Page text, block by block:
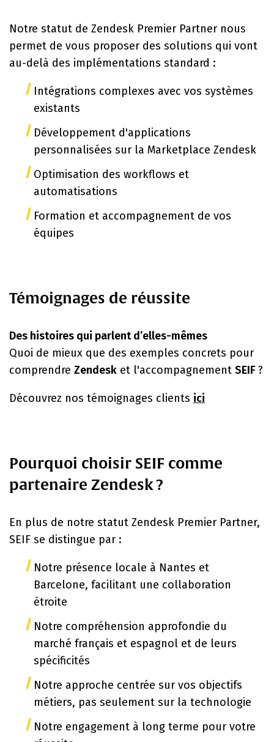
Notre statut de Zendesk Premier Partner nous
permet de vous proposer des solutions qui vont
au-delà des implémentations standard :
Intégrations complexes avec vos systèmes
existants
Développement d'applications
personnalisées sur la Marketplace Zendesk
Optimisation des workflows et
automatisations
Formation et accompagnement de vos
équipes
Témoignages de réussite
Des histoires qui parlent d’elles-mêmes
Quoi de mieux que des exemples concrets pour
comprendre Zendesk et l'accompagnement SEIF?
Découvrez nos témoignages clients ici
Pourquoi choisir SEIF comme
partenaire Zendesk ?
En plus de notre statut Zendesk Premier Partner,
SEIF se distingue par :
Notre présence locale à Nantes et
Barcelone, facilitant une collaboration
étroite
Notre compréhension approfondie du
marché français et espagnol et de leurs
spécificités
Notre approche centrée sur vos objectifs
métiers, pas seulement sur la technologie
Notre engagement à long terme pour votre